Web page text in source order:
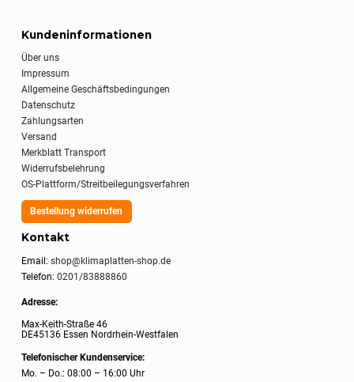
Kundeninformationen
Über uns
Impressum
Allgemeine Geschäftsbedingungen
Datenschutz
Zahlungsarten
Versand
Merkblatt Transport
Widerrufsbelehrung
OS-Plattform/Streitbeilegungsverfahren
Bestellung widerrufen
Kontakt
Email:shop@klimaplatten-shop.de
Telefon:0201/83888860
Adresse:
Max-Keith-Straße 46
DE45136 Essen Nordrhein-Westfalen
Telefonischer Kundenservice:
Mo. – Do.: 08:00 – 16:00 Uhr